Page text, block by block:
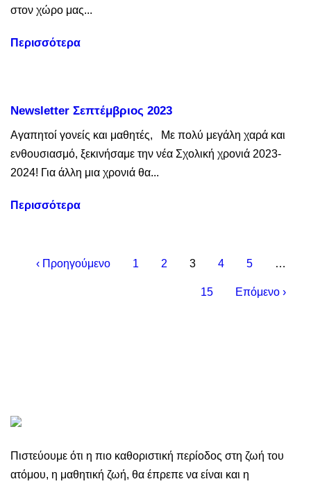
στον χώρο μας...
Περισσότερα
Newsletter Σεπτέμβριος 2023
Αγαπητοί γονείς και μαθητές, Με πολύ μεγάλη χαρά και
ενθουσιασμό, ξεκινήσαμε την νέα Σχολική χρονιά 2023-
2024! Για άλλη μια χρονιά θα...
Περισσότερα
‹ Προηγούμενο 1 2 3 4 5 …
15 Επόμενο ›
Πιστεύουμε ότι η πιο καθοριστική περίοδος στη ζωή του
ατόμου, η μαθητική ζωή, θα έπρεπε να είναι και η